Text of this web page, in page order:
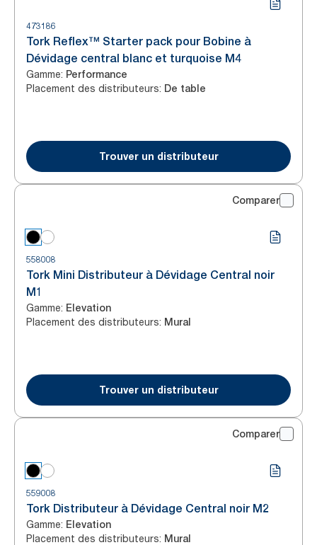
473186
Tork Reflex™ Starter pack pour Bobine à
Dévidage central blanc et turquoise M4
Gamme: Performance
Placement des distributeurs: De table
Trouver un distributeur
Comparer
558008
Tork Mini Distributeur à Dévidage Central noir
M1
Gamme: Elevation
Placement des distributeurs: Mural
Trouver un distributeur
Comparer
559008
Tork Distributeur à Dévidage Central noir M2
Gamme: Elevation
Placement des distributeurs: Mural